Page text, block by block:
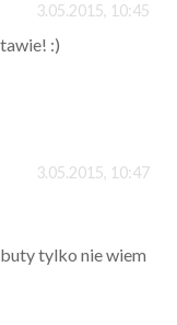
3.05.2015, 10:45
:)
3.05.2015, 10:47
tylko nie wiem